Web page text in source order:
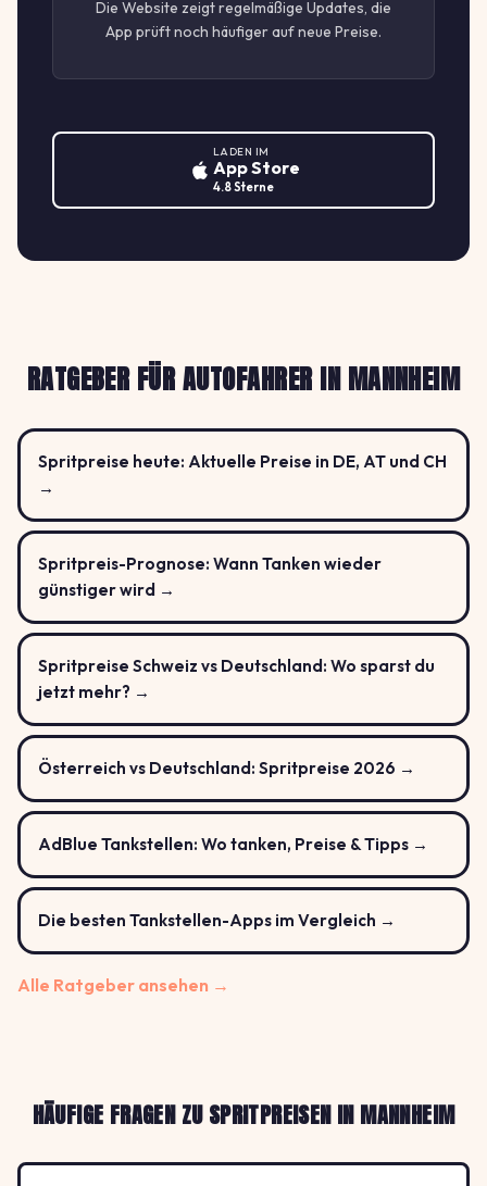
Die Website zeigt regelmäßige Updates, die
App prüft noch häufiger auf neue Preise.
LADEN IM
App Store
4.8 Sterne
RATGEBER FÜR AUTOFAHRER IN MANNHEIM
Spritpreise heute: Aktuelle Preise in DE, AT und CH
→
Spritpreis-Prognose: Wann Tanken wieder
günstiger wird →
Spritpreise Schweiz vs Deutschland: Wo sparst du
jetzt mehr? →
Österreich vs Deutschland: Spritpreise 2026 →
AdBlue Tankstellen: Wo tanken, Preise & Tipps →
Die besten Tankstellen-Apps im Vergleich →
Alle Ratgeber ansehen →
HÄUFIGE FRAGEN ZU SPRITPREISEN IN MANNHEIM